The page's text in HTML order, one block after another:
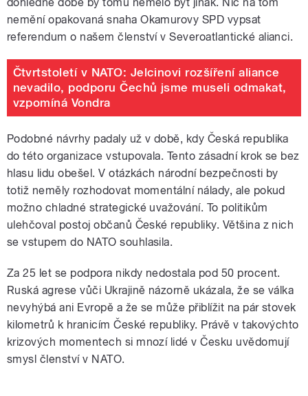
nemění opakovaná snaha Okamurovy SPD vypsat
referendum o našem členství v Severoatlantické alianci.
Čtvrtstoletí v NATO: Jelcinovi rozšíření aliance
nevadilo, podporu Čechů jsme museli odmakat,
vzpomíná Vondra
Podobné návrhy padaly už v době, kdy Česká republika
do této organizace vstupovala. Tento zásadní krok se bez
hlasu lidu obešel. V otázkách národní bezpečnosti by
totiž neměly rozhodovat momentální nálady, ale pokud
možno chladné strategické uvažování. To politikům
ulehčoval postoj občanů České republiky. Většina z nich
se vstupem do NATO souhlasila.
Za 25 let se podpora nikdy nedostala pod 50 procent.
Ruská agrese vůči Ukrajině názorně ukázala, že se válka
nevyhýbá ani Evropě a že se může přiblížit na pár stovek
kilometrů k hranicím České republiky. Právě v takovýchto
krizových momentech si mnozí lidé v Česku uvědomují
smysl členství v NATO.